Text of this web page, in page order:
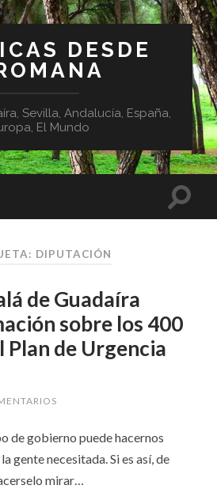
DESDE
Sevilla, Andalucía, España,
El Mundo
DIPUTACIÓN
de Guadaíra
sobre los 400
Plan de Urgencia
de gobierno puede hacernos
gente necesitada. Si es así, de
mirar…